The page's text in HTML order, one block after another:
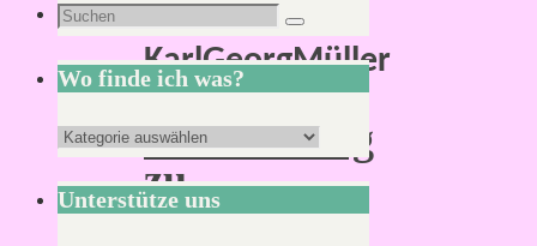
Schlagwort:
KarlGeorgMüller
Betrachtung
zu
„Empires
Suchen
nach:
Suchen
Wo finde ich was?
Wo
finde
ich
Unterstütze uns